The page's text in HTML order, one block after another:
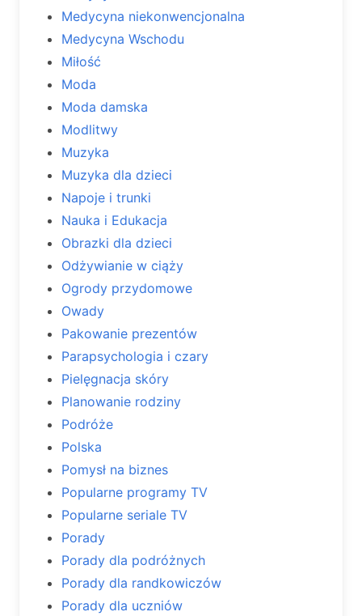
Medycyna niekonwencjonalna
Medycyna Wschodu
Miłość
Moda
Moda damska
Modlitwy
Muzyka
Muzyka dla dzieci
Napoje i trunki
Nauka i Edukacja
Obrazki dla dzieci
Odżywianie w ciąży
Ogrody przydomowe
Owady
Pakowanie prezentów
Parapsychologia i czary
Pielęgnacja skóry
Planowanie rodziny
Podróże
Polska
Pomysł na biznes
Popularne programy TV
Popularne seriale TV
Porady
Porady dla podróżnych
Porady dla randkowiczów
Porady dla uczniów